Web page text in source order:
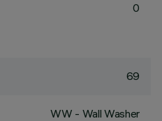
0
69
WW - Wall Washer